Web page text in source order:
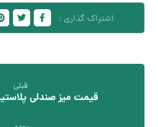
قبلی
قیمت میز صندلی